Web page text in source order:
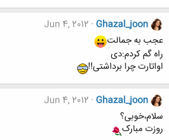
Ghazal_joon
Jun 4, 2012
عجب به جمالت
راه گم کردم:دی
اواتارت چرا برداشتی!!
Ghazal_joon
Jun 4, 2012
سلام،خوبی؟
روزت مبارک